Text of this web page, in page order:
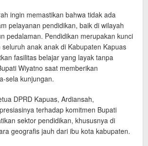
ingin memastikan bahwa tidak ada
pelayanan pendidikan, baik di wilayah
pedalaman. Pendidikan merupakan kunci
anak anak di Kabupaten Kapuas
fasilitas belajar yang layak tanpa
Wiyatno saat memberikan
sela kunjungan.
DPRD Kapuas, Ardiansah,
terhadap komitmen Bupati
sektor pendidikan, khususnya di
geografis jauh dari ibu kota kabupaten.